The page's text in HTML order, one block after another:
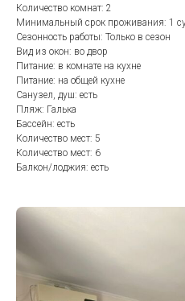
Количество комнат: 2
Минимальный срок проживания: 1
Сезонность работы: Только в сезон
Вид из окон: во двор
Питание: в комнате на кухне
Питание: на общей кухне
Санузел, душ: есть
Пляж: Галька
Бассейн: есть
Количество мест: 5
Количество мест: 6
Балкон/лоджия: есть